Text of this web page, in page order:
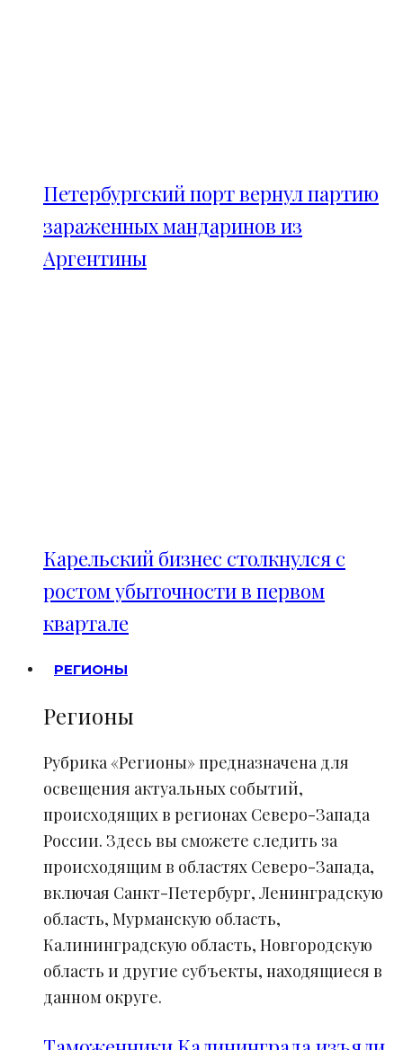
Петербургский порт вернул партию
зараженных мандаринов из
Аргентины
Карельский бизнес столкнулся с
ростом убыточности в первом
квартале
РЕГИОНЫ
Регионы
Рубрика «Регионы» предназначена для
освещения актуальных событий,
происходящих в регионах Северо-Запада
России. Здесь вы сможете следить за
происходящим в областях Северо-Запада,
включая Санкт-Петербург, Ленинградскую
область, Мурманскую область,
Калининградскую область, Новгородскую
область и другие субъекты, находящиеся в
данном округе.